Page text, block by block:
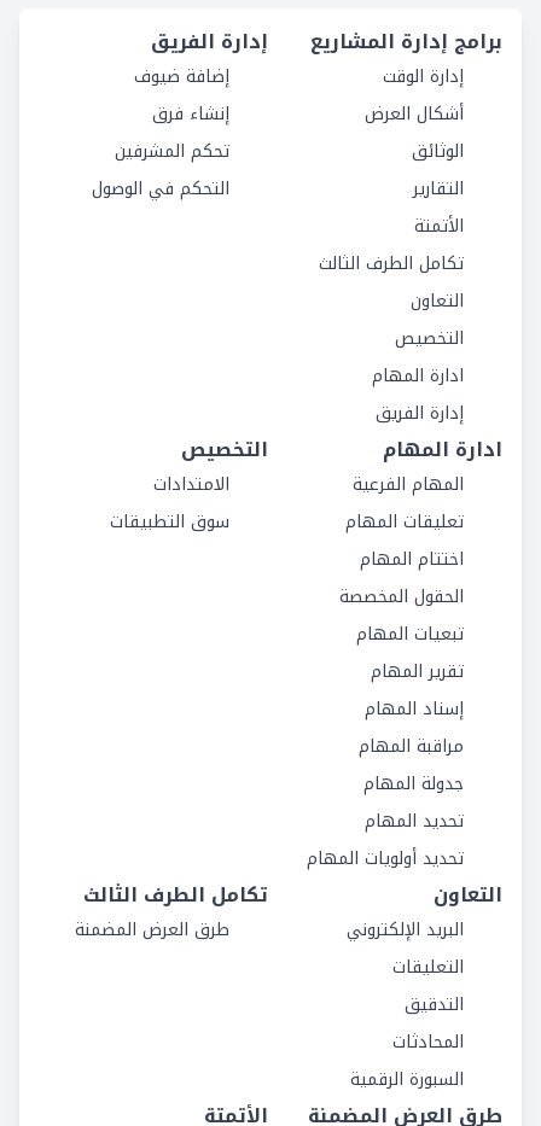
برامج إدارة المشاريع
إدارة الوقت
أشكال العرض
الوثائق
التقارير
الأتمتة
تكامل الطرف الثالث
التعاون
التخصيص
ادارة المهام
إدارة الفريق
إدارة الفريق
إضافة ضيوف
إنشاء فرق
تحكم المشرفين
التحكم في الوصول
ادارة المهام
المهام الفرعية
تعليقات المهام
اختتام المهام
الحقول المخصصة
تبعيات المهام
تقرير المهام
إسناد المهام
مراقبة المهام
جدولة المهام
تحديد المهام
تحديد أولويات المهام
التخصيص
الامتدادات
سوق التطبيقات
التعاون
البريد الإلكتروني
التعليقات
التدقيق
المحادثات
السبورة الرقمية
تكامل الطرف الثالث
طرق العرض المضمنة
طرق العرض المضمنة الأتمتة